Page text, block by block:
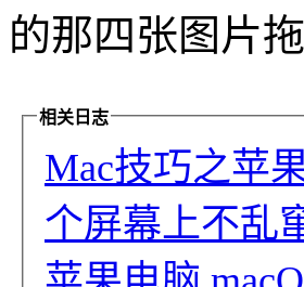
的那四张图片
相关日志
Mac技巧之苹
个屏幕上不乱